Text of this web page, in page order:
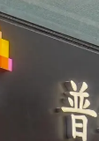
周末打